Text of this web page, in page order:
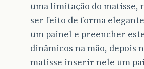
uma limitação do matisse,
ser feito de forma
um painel e preencher
dinâmicos na mão, depois
matisse inserir nele um